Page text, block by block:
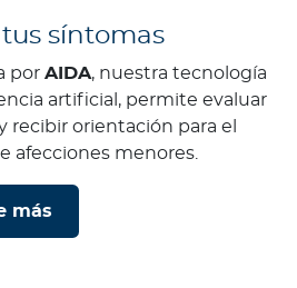
tus síntomas
por AIDA, nuestra tecnología
artificial, permite evaluar
recibir orientación para el
afecciones menores.
más